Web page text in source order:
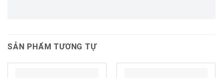
SẢN PHẨM TƯƠNG TỰ